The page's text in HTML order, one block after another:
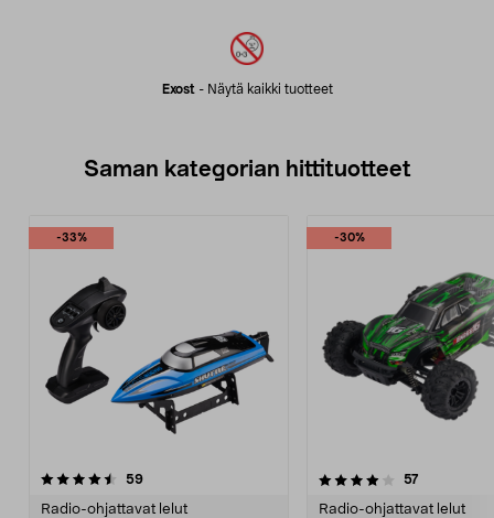
Exost - Näytä kaikki tuotteet
Saman kategorian hittituotteet
-33%
59arvostelut
Radio-ohjattavat lelut
-30%
4.0 viidestä
57arvostelut
Radio-ohjattavat lelut
4.5 viidestä